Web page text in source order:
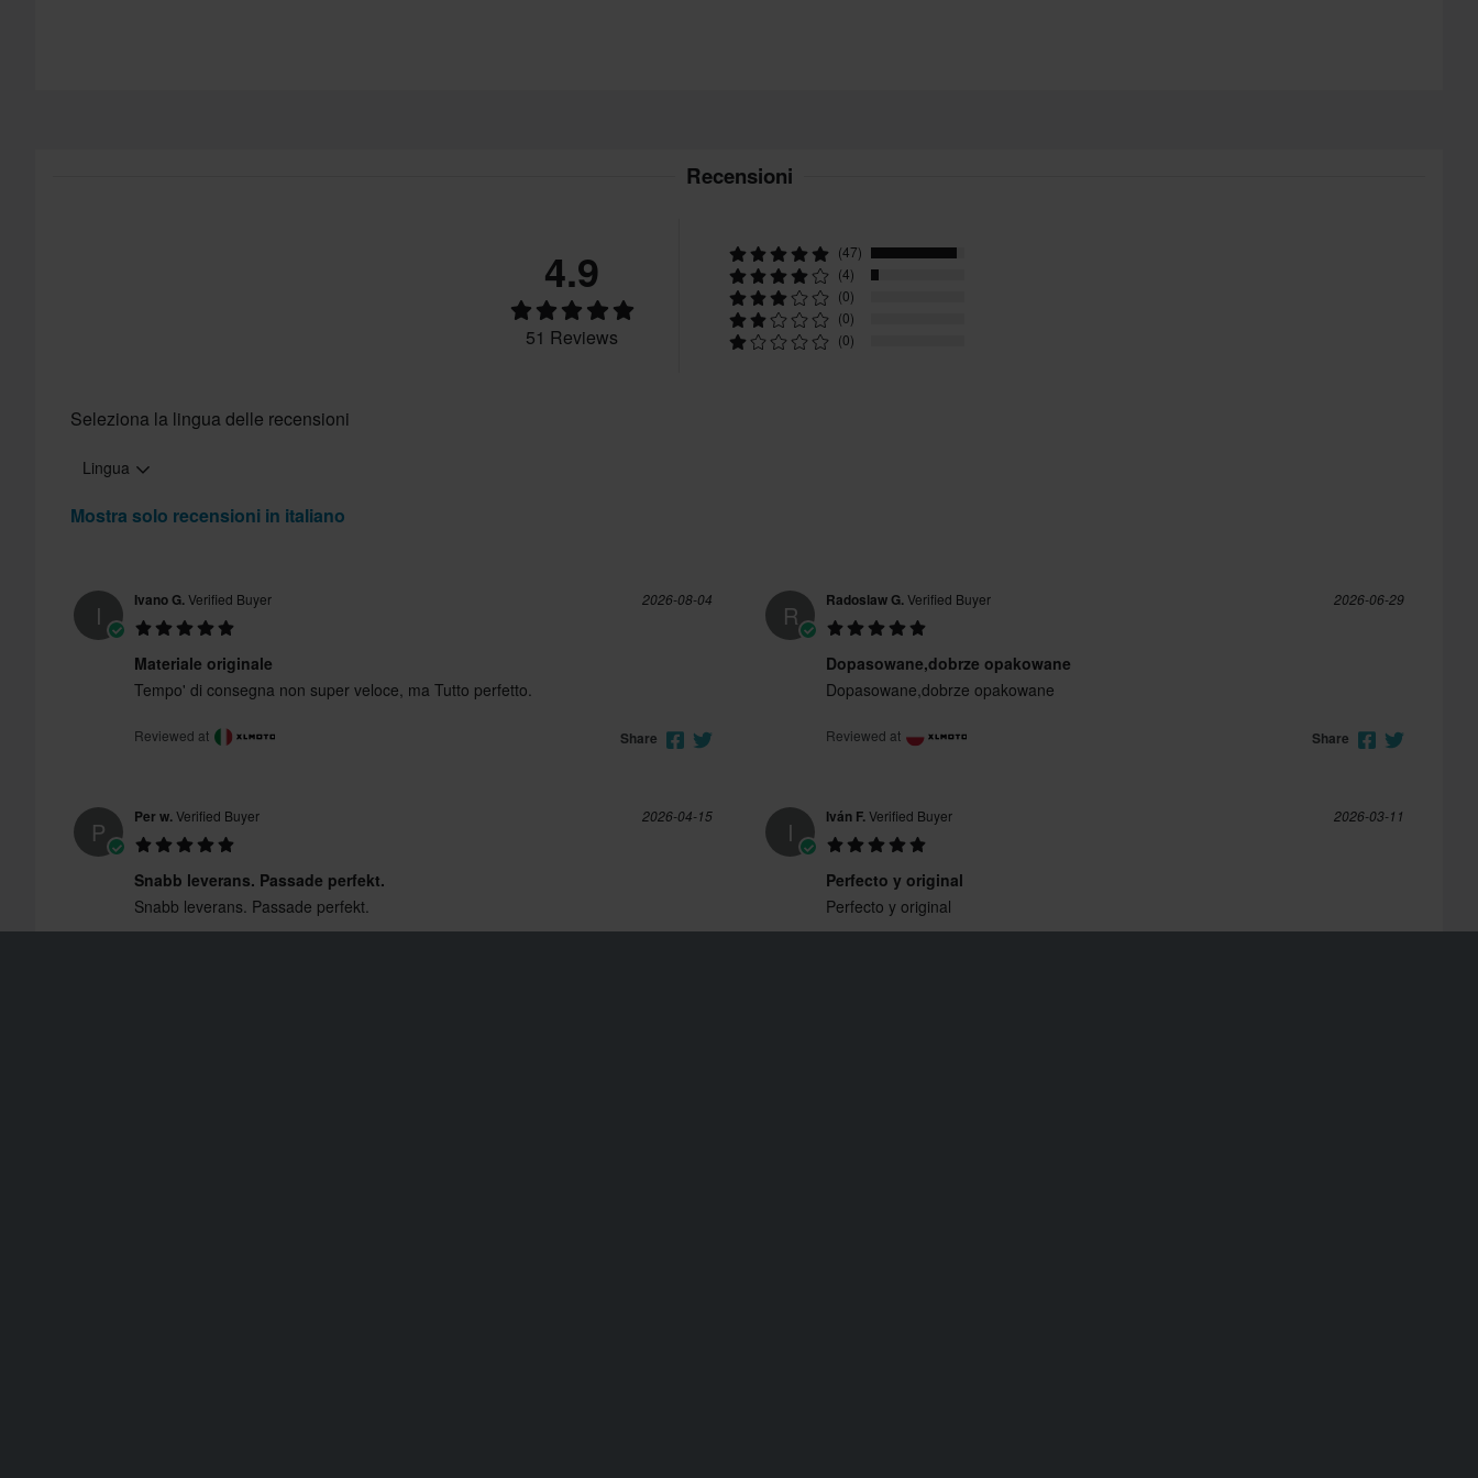
Recensioni
4.9
51 Reviews
(47)
(4)
(0)
(0)
(0)
Seleziona la lingua delle recensioni
Lingua
Mostra solo recensioni in italiano
I Ivano G.Verified Buyer 2026-08-04
Materiale originale
Tempo' di consegna non super veloce, ma Tutto perfetto.
Reviewed at Share
R Radoslaw G.Verified Buyer 2026-06-29
Dopasowane,dobrze opakowane
Dopasowane,dobrze opakowane
Reviewed at Share
P Per w.Verified Buyer 2026-04-15
Snabb leverans. Passade perfekt.
Snabb leverans. Passade perfekt.
I Iván F.Verified Buyer 2026-03-11
Perfecto y original
Perfecto y original